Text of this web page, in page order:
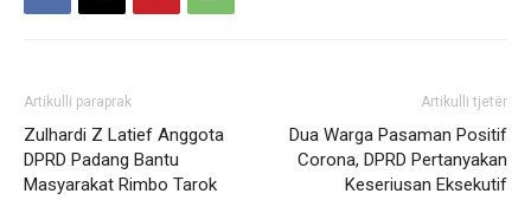
Artikulli paraprak
Zulhardi Z Latief Anggota
DPRD Padang Bantu
Masyarakat Rimbo Tarok
Artikulli tjetër
Dua Warga Pasaman Positif
Corona, DPRD Pertanyakan
Keseriusan Eksekutif